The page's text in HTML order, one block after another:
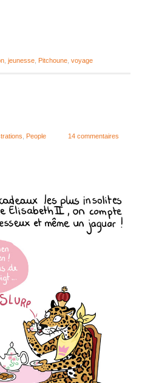
, jeunesse, Pitchoune, voyage
People 14 commentaires